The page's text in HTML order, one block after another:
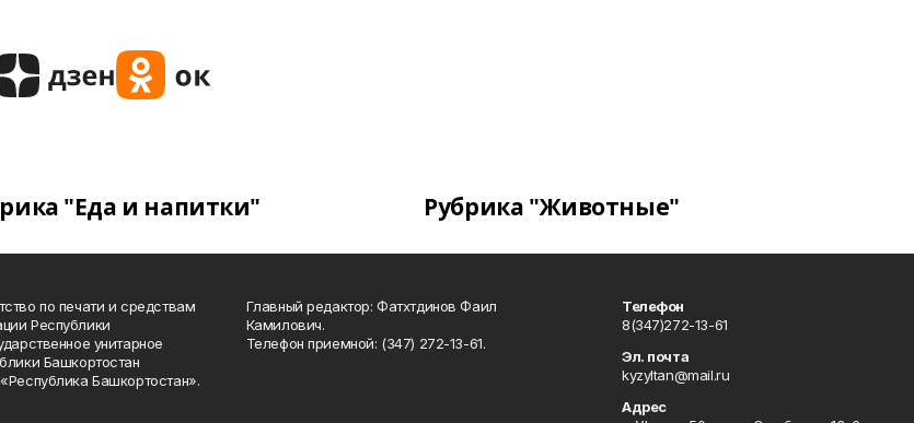
"Еда и напитки" Рубрика "Животные"
по печати и средствам
Республики
унитарное
Башкортостан
Башкортостан».
Главный редактор: Фатхтдинов Фаил
Камилович.
Телефон приемной: (347) 272-13-61.
Телефон
8(347)272-13-61
Эл. почта
kyzyltan@mail.ru
Адрес